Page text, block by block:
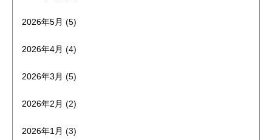
2026年5月 (5)
2026年4月 (4)
2026年3月 (5)
2026年2月 (2)
2026年1月 (3)